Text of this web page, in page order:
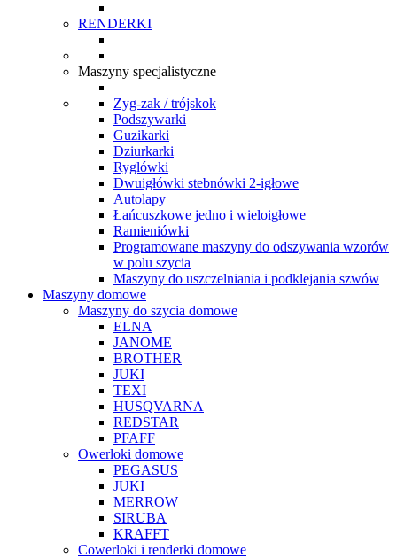
RENDERKI
Maszyny specjalistyczne
Zyg-zak / trójskok
Podszywarki
Guzikarki
Dziurkarki
Ryglówki
Dwuigłówki stebnówki 2-igłowe
Autolapy
Łańcuszkowe jedno i wieloigłowe
Ramieniówki
Programowane maszyny do odszywania wzorów
w polu szycia
Maszyny do uszczelniania i podklejania szwów
Maszyny domowe
Maszyny do szycia domowe
ELNA
JANOME
BROTHER
JUKI
TEXI
HUSQVARNA
REDSTAR
PFAFF
Owerloki domowe
PEGASUS
JUKI
MERROW
SIRUBA
KRAFFT
Cowerloki i renderki domowe